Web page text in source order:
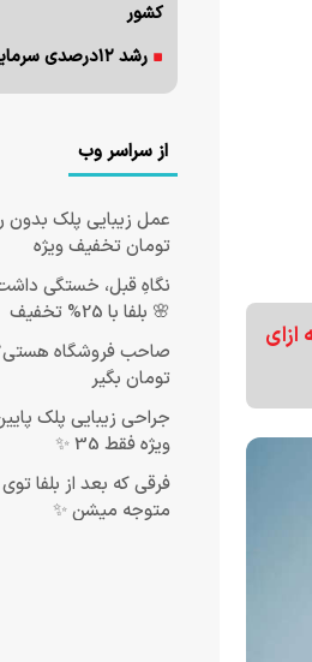
کشور
رشد ۱۲درصدی سرمایه‌گذاری در بیت‌کوین
از سراسر وب
تومان تخفیف ویژه
نگاهِ قبل، خستگی
🌸 بلفا با 25% تخفیف
تومان بگیر
ویژه فقط 35 ✨
فرقی که بعد از بلفا
متوجه میشن ✨